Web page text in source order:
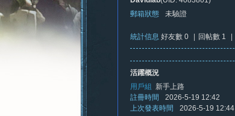
郵箱狀態
未驗證
統計信息 好友數 0 回帖數 1
活躍概況
用戶組
新手上路
註冊時間
2026-5-19 12:42
上次發表時間
2026-5-19 12:44